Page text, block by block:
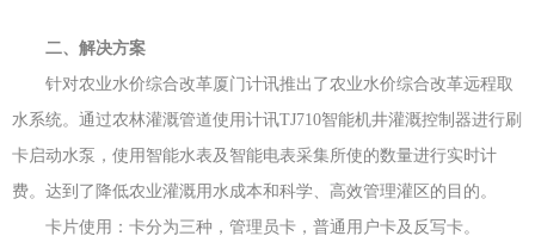
二、解决方案
针对农业水价综合改革厦门计讯推出了农业水价综合改革远程取
水系统。通过农林灌溉管道使用计讯TJ710智能机井灌溉控制器进行刷
卡启动水泵，使用智能水表及智能电表采集所使的数量进行实时计
费。达到了降低农业灌溉用水成本和科学、高效管理灌区的目的。
卡片使用：卡分为三种，管理员卡，普通用户卡及反写卡。